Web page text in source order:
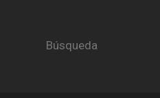
Búsqueda